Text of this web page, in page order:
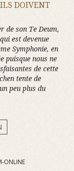
DOIVENT
de son Te Deum,
est devenue
Symphonie, en
puisque nous ne
de cette
tente de
peu plus du
ONLINE